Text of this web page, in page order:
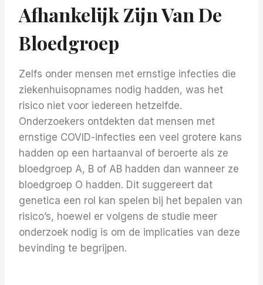
Afhankelijk Zijn Van De
Bloedgroep
Zelfs onder mensen met ernstige infecties die
ziekenhuisopnames nodig hadden, was het
risico niet voor iedereen hetzelfde.
Onderzoekers ontdekten dat mensen met
ernstige COVID-infecties een veel grotere kans
hadden op een hartaanval of beroerte als ze
bloedgroep A, B of AB hadden dan wanneer ze
bloedgroep O hadden. Dit suggereert dat
genetica een rol kan spelen bij het bepalen van
risico’s, hoewel er volgens de studie meer
onderzoek nodig is om de implicaties van deze
bevinding te begrijpen.